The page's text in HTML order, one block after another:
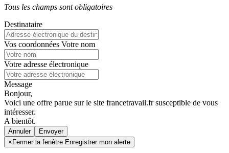
Tous les champs sont obligatoires
Destinataire
Vos coordonnées Votre nom
Votre adresse électronique
Message
Bonjour,
Voici une offre parue sur le site francetravail.fr susceptible de vous
intéresser.
A bientôt.
Annuler
× Fermer la fenêtre Enregistrer mon alerte